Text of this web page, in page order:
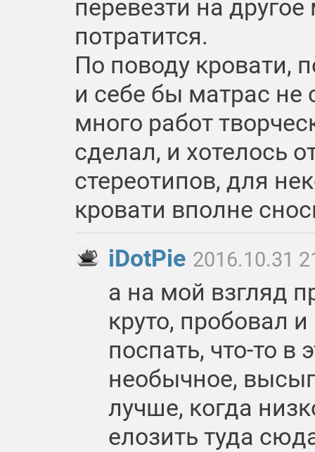
перевезти на
потратится.
По поводу кровати,
и себе бы матрас не
много работ
сделал, и хотелось
стереотипов, для
кровати вполне
iDotPie 2016.10.31
а на мой взгляд
круто, пробовал
поспать, что-то в
необычное,
лучше, когда
елозить туда